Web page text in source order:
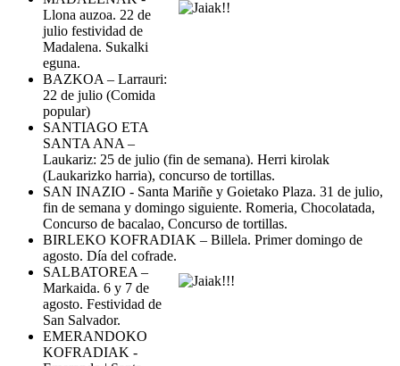
Llona auzoa. 22 de
julio festividad de
Madalena. Sukalki
eguna.
BAZKOA – Larrauri:
22 de julio (Comida
popular)
SANTIAGO ETA
SANTA ANA –
Laukariz: 25 de julio (fin de semana). Herri kirolak
(Laukarizko harria), concurso de tortillas.
SAN INAZIO - Santa Mariñe y Goietako Plaza. 31 de julio,
fin de semana y domingo siguiente. Romeria, Chocolatada,
Concurso de bacalao, Concurso de tortillas.
BIRLEKO KOFRADIAK – Billela. Primer domingo de
agosto. Día del cofrade.
SALBATOREA –
Markaida. 6 y 7 de
agosto. Festividad de
San Salvador.
EMERANDOKO
KOFRADIAK -